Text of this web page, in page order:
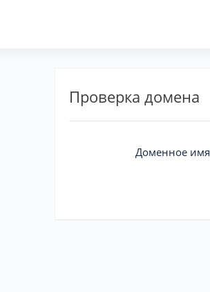
Проверка домена
Доменное имя